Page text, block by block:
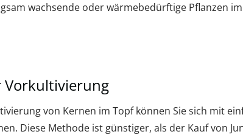
wachsende oder wärmebedürftige Pflanzen
Vorkultivierung
von Kernen im Topf können Sie sich mit
Diese Methode ist günstiger, als der Kauf von